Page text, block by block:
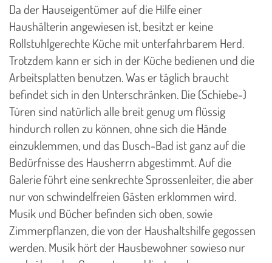
Da der Hauseigentümer auf die Hilfe einer
Haushälterin angewiesen ist, besitzt er keine
Rollstuhlgerechte Küche mit unterfahrbarem Herd.
Trotzdem kann er sich in der Küche bedienen und die
Arbeitsplatten benutzen. Was er täglich braucht
befindet sich in den Unterschränken. Die (Schiebe-)
Türen sind natürlich alle breit genug um flüssig
hindurch rollen zu können, ohne sich die Hände
einzuklemmen, und das Dusch-Bad ist ganz auf die
Bedürfnisse des Hausherrn abgestimmt. Auf die
Galerie führt eine senkrechte Sprossenleiter, die aber
nur von schwindelfreien Gästen erklommen wird.
Musik und Bücher befinden sich oben, sowie
Zimmerpflanzen, die von der Haushaltshilfe gegossen
werden. Musik hört der Hausbewohner sowieso nur